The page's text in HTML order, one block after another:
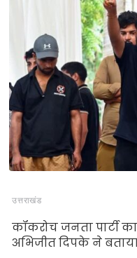
उत्तराखंड
कॉकरोच जनता पार्टी
अभिजीत दिपके ने